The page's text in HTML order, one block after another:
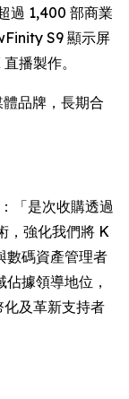
過 1,400 部商業
S9 顯示屏
播製作。
品牌，長期合
「是次收購透過
，強化我們將 K
碼資產管理者
據領導地位，
及革新支持者